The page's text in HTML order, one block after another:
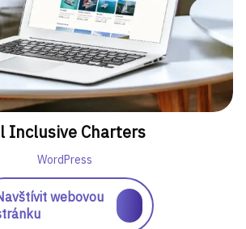
Inclusive Charters
WordPress
webovou